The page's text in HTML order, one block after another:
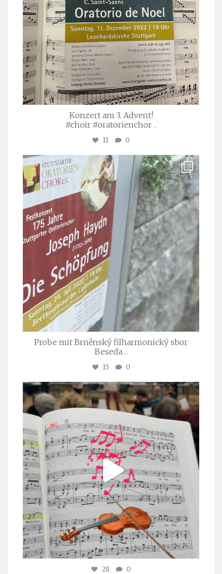
Konzert am 3. Advent!
#choir #oratorienchor ...
11 0
stuttgarter_oratorienchor
Juli 23
Probe mit Brněnský filharmonický sbor
Beseda ...
15 0
stuttgarter_oratorienchor
Juli 23
28 0